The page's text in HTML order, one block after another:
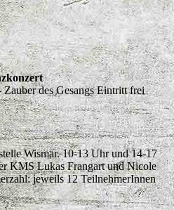
Zauber des Gesangs Eintritt frei
Wismar. 10-13 Uhr und 14-17
KMS Lukas Frangart und Nicole
jeweils 12 TeilnehmerInnen